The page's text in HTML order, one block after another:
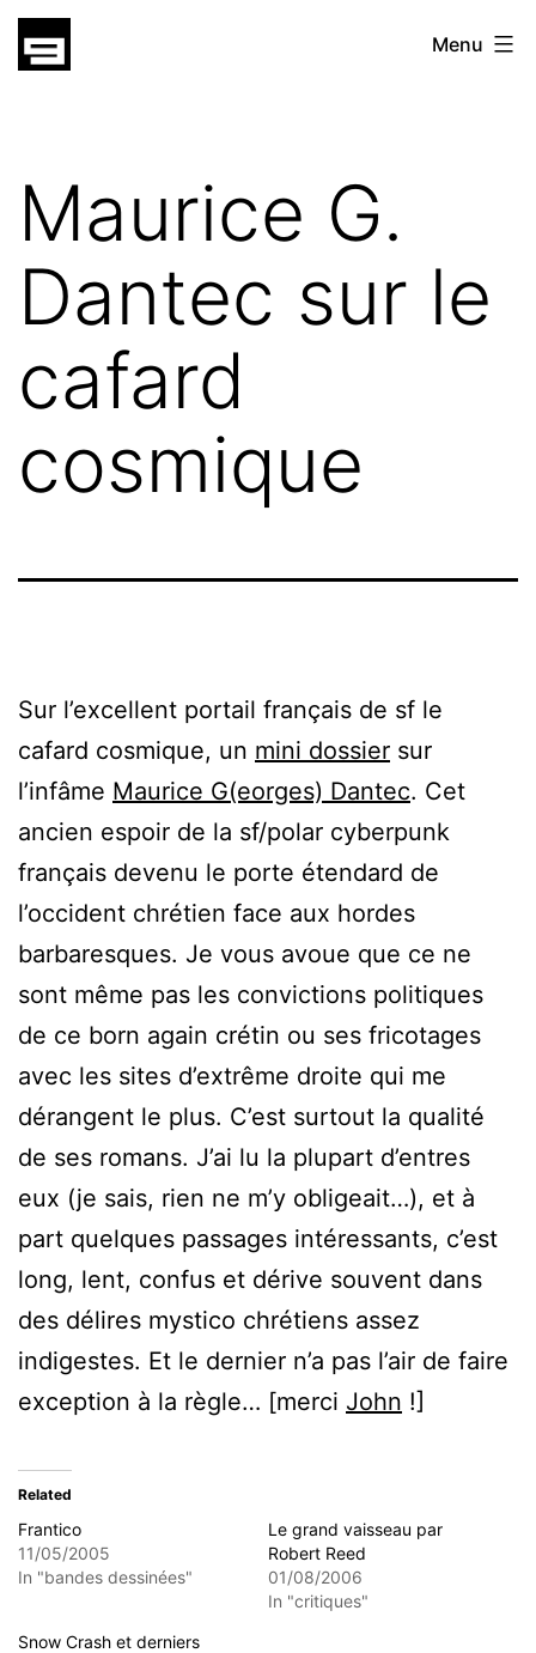
Skip
gatsu
Menu
Maurice G.
Dantec sur le
cafard
cosmique
Sur l’excellent portail français de sf le
cafard cosmique, un mini dossier sur
l’infâme Maurice G(eorges) Dantec. Cet
ancien espoir de la sf/polar cyberpunk
français devenu le porte étendard de
l’occident chrétien face aux hordes
barbaresques. Je vous avoue que ce ne
sont même pas les convictions politiques
de ce born again crétin ou ses fricotages
avec les sites d’extrême droite qui me
dérangent le plus. C’est surtout la qualité
de ses romans. J’ai lu la plupart d’entres
eux (je sais, rien ne m’y obligeait…), et à
part quelques passages intéressants, c’est
long, lent, confus et dérive souvent dans
des délires mystico chrétiens assez
indigestes. Et le dernier n’a pas l’air de faire
exception à la règle… [merci John !]
Related
Frantico
11/05/2005
In "bandes dessinées"
Le grand vaisseau par
Robert Reed
01/08/2006
In "critiques"
Snow Crash et derniers